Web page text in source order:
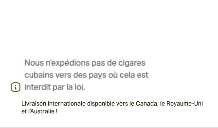
Livraison internationale disponible vers le Canada, le Royaume-Uni
et l'Australie !